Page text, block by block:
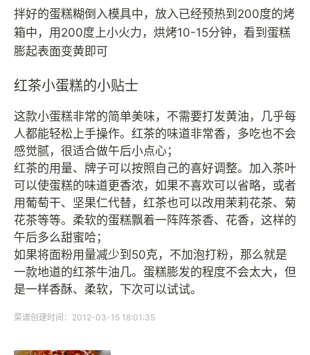
拌好的蛋糕糊倒入模具中，放入已经预热到200度的烤
箱中，用200度上小火力，烘烤10-15分钟，看到蛋糕
膨起表面变黄即可
红茶小蛋糕的小贴士
这款小蛋糕非常的简单美味，不需要打发黄油，几乎每
人都能轻松上手操作。红茶的味道非常香，多吃也不会
感觉腻，很适合做午后小点心；
红茶的用量、牌子可以按照自己的喜好调整。加入茶叶
可以使蛋糕的味道更香浓，如果不喜欢可以省略，或者
用葡萄干、坚果仁代替，红茶也可以改用茉莉花茶、菊
花茶等等。柔软的蛋糕飘着一阵阵茶香、花香，这样的
午后多么甜蜜哈；
如果将面粉用量减少到50克，不加泡打粉，那么就是
一款地道的红茶牛油几。蛋糕膨发的程度不会太大，但
是一样香酥、柔软，下次可以试试。
菜谱创建时间：2012-03-15 18:01:35